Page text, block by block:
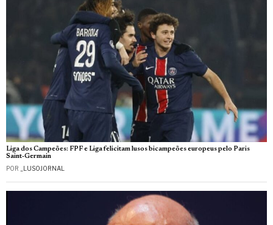
Liga dos Campeões: FPF e Liga felicitam lusos bicampeões europeus pelo Paris
Saint-Germain
POR _LUSOJORNAL